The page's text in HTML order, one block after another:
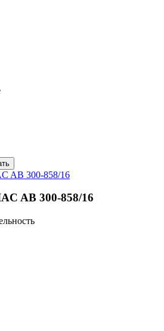
AB 300-858/16